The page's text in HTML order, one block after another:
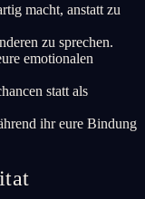
macht, anstatt zu
zu sprechen.
emotionalen
statt als
ihr eure Bindung